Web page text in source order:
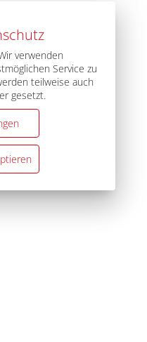
verwenden
Service zu
teilweise auch
gesetzt.